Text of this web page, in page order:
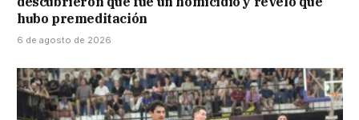
hubo premeditación
6 de agosto de 2026